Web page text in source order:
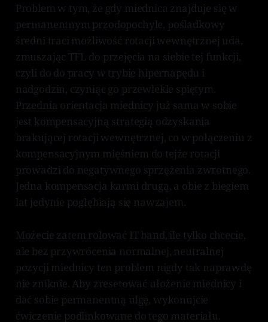
Problem w tym, że gdy miednica znajduje się w
permanentnym przodopochyle, pośladkowy
średni traci możliwość rotacji wewnętrznej uda,
zmuszając TFL do przejęcia na siebie tej funkcji,
czyli do do pracy w trybie hipernapędu i
nadgodzin, czyniąc go przewlekle spiętym.
Przednia orientacja miednicy już sama w sobie
jest kompensacyjną strategią odzyskania
brakującej rotacji wewnętrznej, co w połączeniu z
kompensacyjnym mięśniem do tejże rotacji
prowadzi do negatywnego sprzężenia zwrotnego.
Jedna kompensacja karmi drugą, a obie z biegiem
lat jedynie pogłębiają się nawzajem.
Możecie zatem rolować IT band, ile tylko chcecie,
ale bez przywrócenia normalnej, neutralnej
pozycji miednicy ten problem nigdy tak naprawdę
nie zniknie. Aby zresetować ułożenie miednicy i
dać sobie permanentną ulgę, wykonujcie
ćwiczenie podlinkowane do tego materiału.